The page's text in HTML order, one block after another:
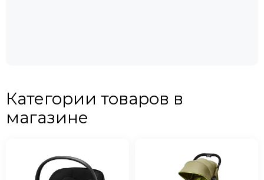
Категории товаров в
магазине